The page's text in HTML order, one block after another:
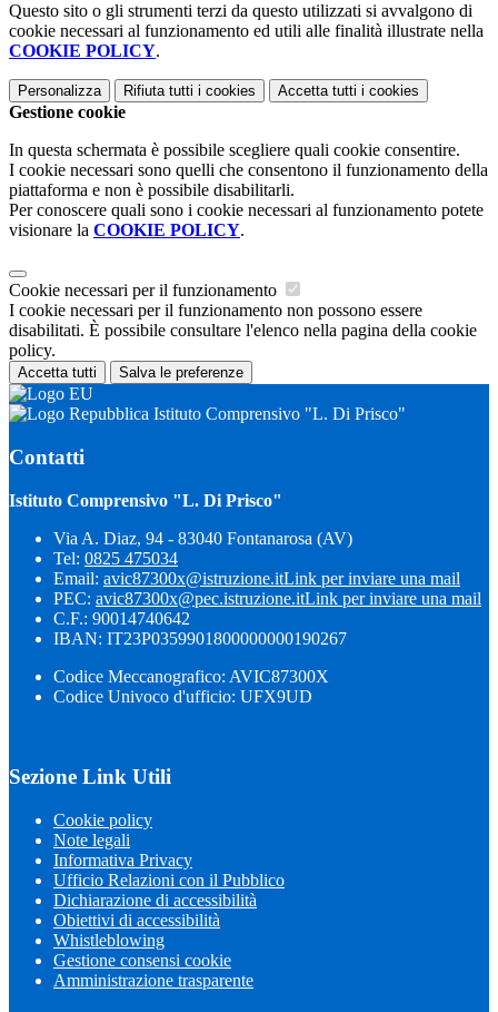
Questo sito o gli strumenti terzi da questo utilizzati si avvalgono di
cookie necessari al funzionamento ed utili alle finalità illustrate nella
COOKIE POLICY.
Personalizza Rifiuta tutti i cookies Accetta tutti i cookies
Gestione cookie
In questa schermata è possibile scegliere quali cookie consentire.
I cookie necessari sono quelli che consentono il funzionamento della
piattaforma e non è possibile disabilitarli.
Per conoscere quali sono i cookie necessari al funzionamento potete
visionare la COOKIE POLICY.
Cookie necessari per il funzionamento
I cookie necessari per il funzionamento non possono essere
disabilitati. È possibile consultare l'elenco nella pagina della cookie
policy.
Accetta tutti Salva le preferenze
Istituto Comprensivo "L. Di Prisco"
Contatti
Istituto Comprensivo "L. Di Prisco"
Via A. Diaz, 94 - 83040 Fontanarosa (AV)
Tel: 0825 475034
Email: avic87300x@istruzione.itLink per inviare una mail
PEC: avic87300x@pec.istruzione.itLink per inviare una mail
C.F.: 90014740642
IBAN: IT23P0359901800000000190267
Codice Meccanografico: AVIC87300X
Codice Univoco d'ufficio: UFX9UD
Sezione Link Utili
Cookie policy
Note legali
Informativa Privacy
Ufficio Relazioni con il Pubblico
Dichiarazione di accessibilità
Obiettivi di accessibilità
Whistleblowing
Gestione consensi cookie
Amministrazione trasparente